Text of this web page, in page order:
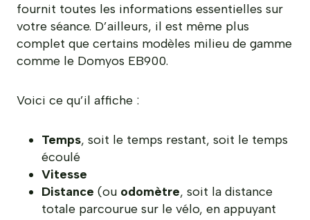
fournit toutes les informations essentielles sur
votre séance. D’ailleurs, il est même plus
complet que certains modèles milieu de gamme
comme le Domyos EB900.
Voici ce qu’il affiche :
Temps, soit le temps restant, soit le temps
écoulé
Vitesse
Distance (ou odomètre, soit la distance
totale parcourue sur le vélo, en appuyant